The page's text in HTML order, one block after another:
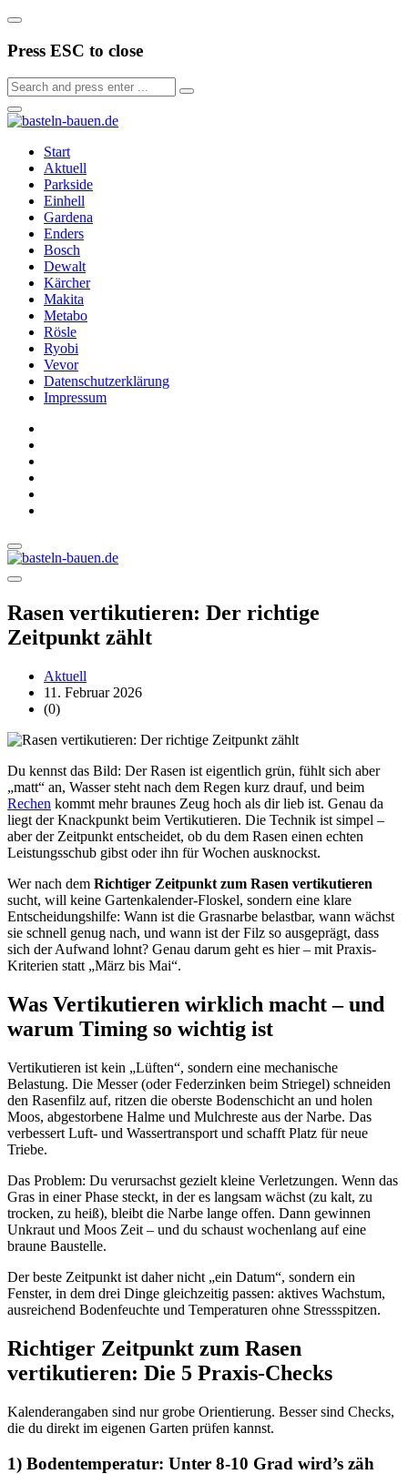
Press ESC to close
Start
Aktuell
Parkside
Einhell
Gardena
Enders
Bosch
Dewalt
Kärcher
Makita
Metabo
Rösle
Ryobi
Vevor
Datenschutzerklärung
Impressum
Rasen vertikutieren: Der richtige
Zeitpunkt zählt
Aktuell
11. Februar 2026
(0)
Du kennst das Bild: Der Rasen ist eigentlich grün, fühlt sich aber
„matt“ an, Wasser steht nach dem Regen kurz drauf, und beim
Rechen kommt mehr braunes Zeug hoch als dir lieb ist. Genau da
liegt der Knackpunkt beim Vertikutieren. Die Technik ist simpel –
aber der Zeitpunkt entscheidet, ob du dem Rasen einen echten
Leistungsschub gibst oder ihn für Wochen ausknockst.
Wer nach dem Richtiger Zeitpunkt zum Rasen vertikutieren
sucht, will keine Gartenkalender-Floskel, sondern eine klare
Entscheidungshilfe: Wann ist die Grasnarbe belastbar, wann wächst
sie schnell genug nach, und wann ist der Filz so ausgeprägt, dass
sich der Aufwand lohnt? Genau darum geht es hier – mit Praxis-
Kriterien statt „März bis Mai“.
Was Vertikutieren wirklich macht – und
warum Timing so wichtig ist
Vertikutieren ist kein „Lüften“, sondern eine mechanische
Belastung. Die Messer (oder Federzinken beim Striegel) schneiden
den Rasenfilz auf, ritzen die oberste Bodenschicht an und holen
Moos, abgestorbene Halme und Mulchreste aus der Narbe. Das
verbessert Luft- und Wassertransport und schafft Platz für neue
Triebe.
Das Problem: Du verursachst gezielt kleine Verletzungen. Wenn das
Gras in einer Phase steckt, in der es langsam wächst (zu kalt, zu
trocken, zu heiß), bleibt die Narbe lange offen. Dann gewinnen
Unkraut und Moos Zeit – und du schaust wochenlang auf eine
braune Baustelle.
Der beste Zeitpunkt ist daher nicht „ein Datum“, sondern ein
Fenster, in dem drei Dinge gleichzeitig passen: aktives Wachstum,
ausreichend Bodenfeuchte und Temperaturen ohne Stressspitzen.
Richtiger Zeitpunkt zum Rasen
vertikutieren: Die 5 Praxis-Checks
Kalenderangaben sind nur grobe Orientierung. Besser sind Checks,
die du direkt im eigenen Garten prüfen kannst.
1) Bodentemperatur: Unter 8-10 Grad wird’s zäh